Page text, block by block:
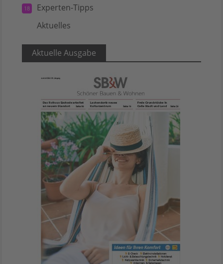
18 Experten-Tipps
Aktuelles
Aktuelle Ausgabe